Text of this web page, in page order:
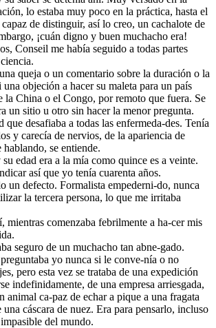
lo estaba muy poco en la práctica, hasta el
de distinguir, así lo creo, un cachalote de
¡cuán digno y buen muchacho era!
Conseil me había seguido a todas partes
queja o un comentario sobre la duración o la
objeción a hacer su maleta para un país
la China o el Congo, por remoto que fuera. Se
un sitio u otro sin hacer la menor pregunta.
que desafiaba a todas las enfermeda-des. Tenía
y carecía de nervios, de la apariencia de
se entiende.
edad era a la mía como quince es a veinte.
así que yo tenía cuarenta años.
un defecto. Formalista empederni-do, nunca
la tercera persona, lo que me irritaba
comenzaba febrilmente a ha-cer mis
seguro de un muchacho tan abne-gado.
yo nunca si le conve-nía o no
pero esta vez se trataba de una expedición
indefinidamente, de una empresa arriesgada,
animal ca-paz de echar a pique a una fragata
una cáscara de nuez. Era para pensarlo, incluso
del mundo.